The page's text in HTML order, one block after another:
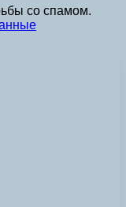
со спамом.